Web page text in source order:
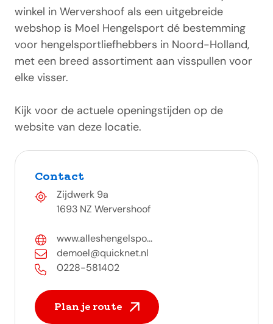
winkel in Wervershoof als een uitgebreide
webshop is Moel Hengelsport dé bestemming
voor hengelsportliefhebbers in Noord-Holland,
met een breed assortiment aan visspullen voor
elke visser.
Kijk voor de actuele openingstijden op de
website van deze locatie.
Contact
Zijdwerk 9a
1693 NZ Wervershoof
www.alleshengelspo...
demoel@quicknet.nl
0228-581402
Plan je route